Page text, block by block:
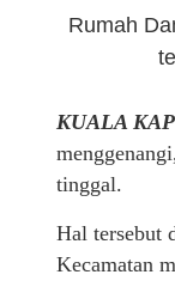
Rumah
KUALA
tinggal.
Hal tersebut
Kecamatan